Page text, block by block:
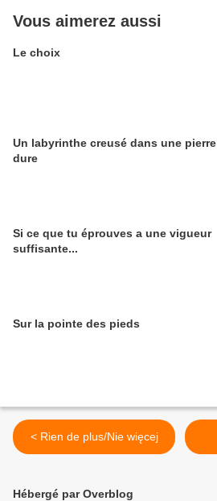
Vous aimerez aussi
Le choix
Un labyrinthe creusé dans une pierre
dure
Si ce que tu éprouves a une vigueur
suffisante...
Sur la pointe des pieds
< Rien de plus/Nie więcej
Hébergé par Overblog